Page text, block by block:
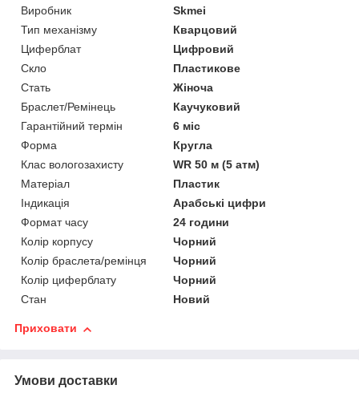
Виробник
Skmei
Тип механізму
Кварцовий
Циферблат
Цифровий
Скло
Пластикове
Стать
Жіноча
Браслет/Ремінець
Каучуковий
Гарантійний термін
6 міс
Форма
Кругла
Клас вологозахисту
WR 50 м (5 атм)
Матеріал
Пластик
Індикація
Арабські цифри
Формат часу
24 години
Колір корпусу
Чорний
Колір браслета/ремінця
Чорний
Колір циферблату
Чорний
Стан
Новий
Приховати
Умови доставки